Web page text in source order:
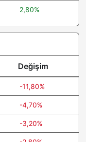
2,80%
Değişim
-11,80%
-4,70%
-3,20%